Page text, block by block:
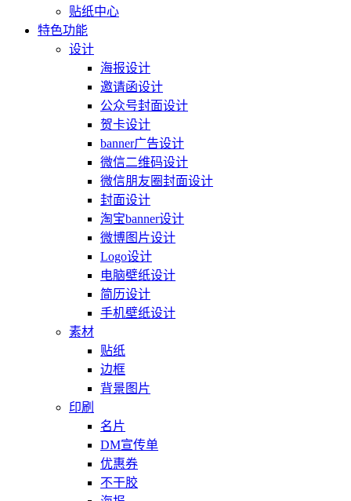
贴纸中心
特色功能
设计
海报设计
邀请函设计
公众号封面设计
贺卡设计
banner广告设计
微信二维码设计
微信朋友圈封面设计
封面设计
淘宝banner设计
微博图片设计
Logo设计
电脑壁纸设计
简历设计
手机壁纸设计
素材
贴纸
边框
背景图片
印刷
名片
DM宣传单
优惠券
不干胶